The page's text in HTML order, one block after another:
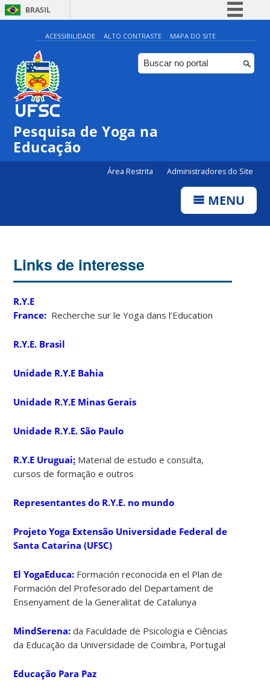
BRASIL
Simplifique!
Comunica BR
Participe
ACESSIBILIDADE ALTO CONTRASTE MAPA DO SITE
Pesquisa de Yoga na
Educação
Área Restrita Administradores do Site
MENU
Links de interesse
R.Y.E
France: Recherche sur le Yoga dans l’Education
R.Y.E. Brasil
Unidade R.Y.E Bahia
Unidade R.Y.E Minas Gerais
Unidade R.Y.E. São Paulo
R.Y.E Uruguai: Material de estudo e consulta,
cursos de formação e outros
Representantes do R.Y.E. no mundo
Projeto Yoga Extensão Universidade Federal de
Santa Catarina (UFSC)
El YogaEduca: Formación reconocida en el Plan de
Formación del Profesorado del Departament de
Ensenyament de la Generalitat de Catalunya
MindSerena: da Faculdade de Psicologia e Ciências
da Educação da Universidade de Coimbra, Portugal
Educação Para Paz